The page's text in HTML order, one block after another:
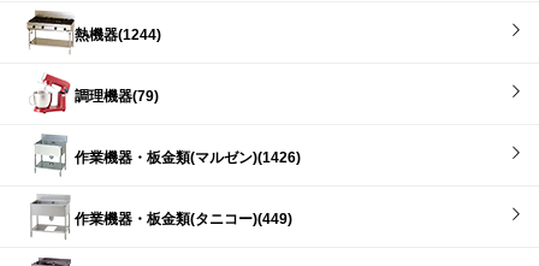
熱機器(1244)
調理機器(79)
作業機器・板金類(マルゼン)(1426)
作業機器・板金類(タニコー)(449)